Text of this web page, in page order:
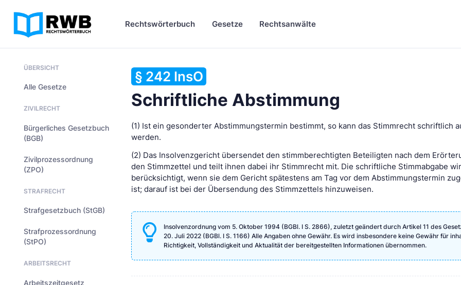
Rechtswörterbuch Gesetze Rechtsanwälte
ÜBERSICHT
Alle Gesetze
ZIVILRECHT
Bürgerliches Gesetzbuch
(BGB)
Zivilprozessordnung
(ZPO)
STRAFRECHT
Strafgesetzbuch (StGB)
Strafprozessordnung
(StPO)
ARBEITSRECHT
Arbeitszeitgesetz
§ 242 InsO
Schriftliche Abstimmung
(1) Ist ein gesonderter Abstimmungstermin bestimmt, so kann das Stimmrecht schriftlich
werden.
(2) Das Insolvenzgericht übersendet den stimmberechtigten Beteiligten nach dem
den Stimmzettel und teilt ihnen dabei ihr Stimmrecht mit. Die schriftliche Stimmabgabe
berücksichtigt, wenn sie dem Gericht spätestens am Tag vor dem Abstimmungstermin
ist; darauf ist bei der Übersendung des Stimmzettels hinzuweisen.
Insolvenzordnung vom 5. Oktober 1994 (BGBl. I S. 2866), zuletzt geändert durch Artikel 11 des
20. Juli 2022 (BGBl. I S. 1166) Alle Angaben ohne Gewähr. Es wird insbesondere keine Gewähr für
Richtigkeit, Vollständigkeit und Aktualität der bereitgestellten Informationen übernommen.